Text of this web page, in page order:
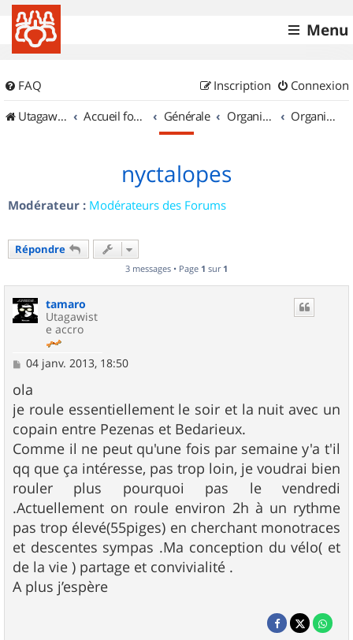
Menu
FAQ Connexion
Inscription
UtagawaVTT (Randos VTT et VTTAE avec traces GPS)
Accueil forum Générale Organisation de sorties & Recherche de partenaires Organisation de sorties en région Languedoc Roussillon
nyctalopes
Modérateur : Modérateurs des Forums
Répondre
3 messages • Page 1 sur 1
tamaro
Utagawist
e accro
M
s
s
a
g
e
04 janv. 2013, 18:50
ola
je roule essentiellement le soir et la nuit avec un
copain entre Pezenas et Bedarieux.
Comme il ne peut qu'une fois par semaine y'a t'il
qq que ça intéresse, pas trop loin, je voudrai bien
rouler plus pourquoi pas le vendredi
.Actuellement on roule environ 2h à un rythme
pas trop élevé(55piges) en cherchant monotraces
et descentes sympas .Ma conception du vélo( et
de la vie ) partage et convivialité .
A plus j’espère